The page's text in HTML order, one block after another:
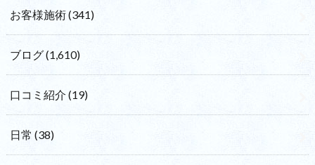
お客様施術(341)
ブログ(1,610)
口コミ紹介 (19)
日常 (38)